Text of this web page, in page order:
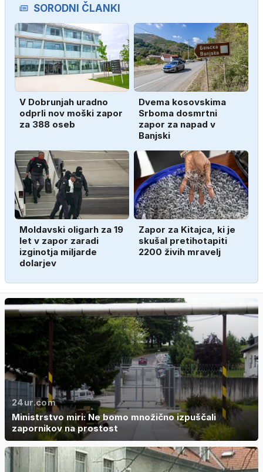
SORODNI ČLANKI
V Dobrunjah uradno
odprli nov moški zapor
za 388 oseb
Dvema kosovskima
Srboma dosmrtni
zapor za napad v
Banjski
Moldavski oligarh za 19
let v zapor zaradi
izginotja miljarde
dolarjev
Zapor za Kitajca, ki je
skušal pretihotapiti
2200 živih mravelj
24ur.com
Ministrstvo miri: Ne bomo množično izpuščali
zapornikov na prostost